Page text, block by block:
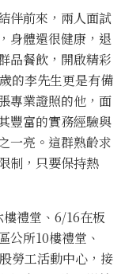
伴前來，兩人面試
身體還很健康，退
品餐飲，開啟精彩
的李先生更是有備
專業證照的他，面
豐富的實務經驗與
一亮。這群熟齡求
制，只要保持熱
禮堂、6/16在板
公所10樓禮堂、
勞工活動中心，接